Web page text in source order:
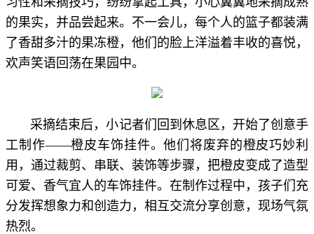
的果实，并品尝起来。不一会儿，每个人的篮子都装满
了香甜多汁的果冻橙，他们的脸上洋溢着丰收的喜悦，
欢声笑语回荡在果园中。
采摘结束后，小记者们回到休息区，开始了创意手
工制作——橙皮车饰挂件。他们将废弃的橙皮巧妙利
用，通过裁剪、串联、装饰等步骤，把橙皮变成了造型
可爱、香气宜人的车饰挂件。在制作过程中，孩子们充
分发挥想象力和创造力，相互交流分享创意，现场气氛
热烈。